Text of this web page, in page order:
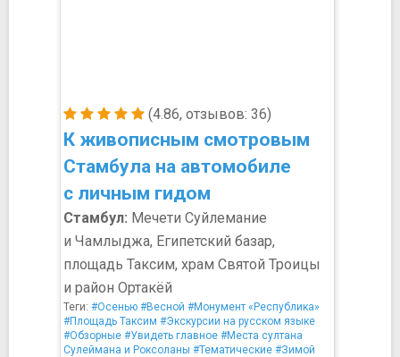
(4.86, отзывов: 36)
К живописным смотровым
Стамбула на автомобиле
с личным гидом
Стамбул: Мечети Суйлемание
и Чамлыджа, Египетский базар,
площадь Таксим, храм Святой Троицы
и район Ортакёй
Теги: #Осенью #Весной #Монумент «Республика»
#Площадь Таксим #Экскурсии на русском языке
#Обзорные #Увидеть главное #Места султана
Сулеймана и Роксоланы #Тематические #Зимой